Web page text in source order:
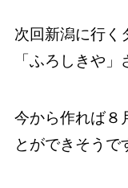
次回新潟に行く
「ふろしきや」
今から作れば８
とができそうで